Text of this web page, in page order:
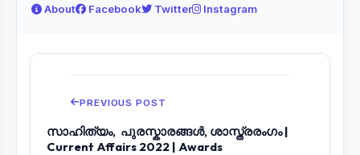
About Facebook Twitter Instagram
PREVIOUS POST
സാഹിത്യം, പുരസ്കാരങ്ങൾ, ശാസ്ത്രരംഗം |
Current Affairs 2022 | Awards